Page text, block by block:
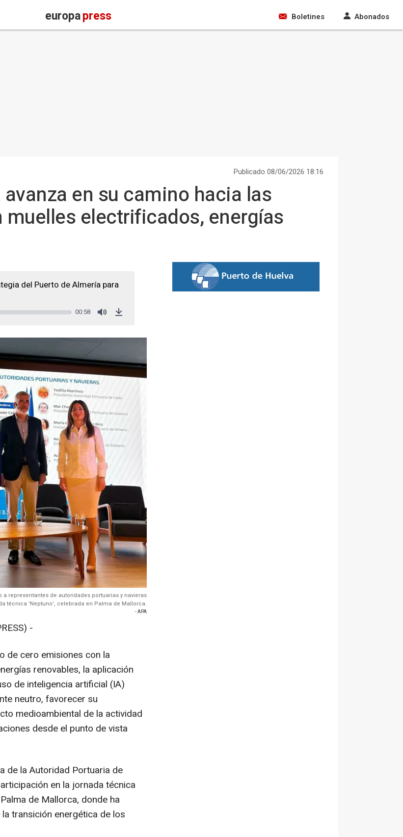
europapress Boletines Abonados
Publicado 08/06/2026 18:16
en su camino hacia las
electrificados, energías
del Puerto de Almería para
00:58
representantes de autoridades portuarias y navieras
técnica 'Neptuno', celebrada en Palma de Mallorca.
- APA
-
de cero emisiones con la
renovables, la aplicación
de inteligencia artificial (IA)
neutro, favorecer su
medioambiental de la actividad
desde el punto de vista
de la Autoridad Portuaria de
en la jornada técnica
de Mallorca, donde ha
transición energética de los